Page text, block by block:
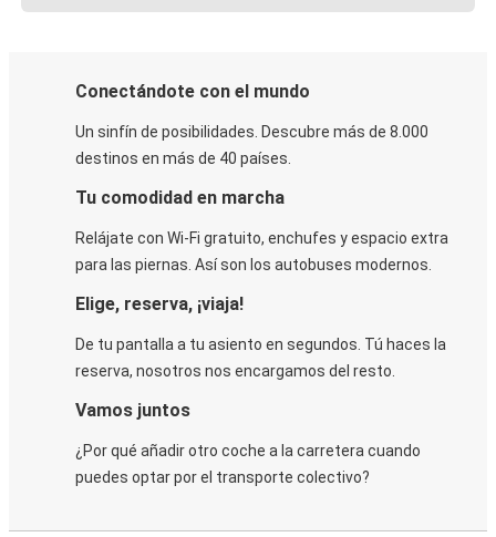
Conectándote con el mundo
Un sinfín de posibilidades. Descubre más de 8.000
destinos en más de 40 países.
Tu comodidad en marcha
Relájate con Wi-Fi gratuito, enchufes y espacio extra
para las piernas. Así son los autobuses modernos.
Elige, reserva, ¡viaja!
De tu pantalla a tu asiento en segundos. Tú haces la
reserva, nosotros nos encargamos del resto.
Vamos juntos
¿Por qué añadir otro coche a la carretera cuando
puedes optar por el transporte colectivo?